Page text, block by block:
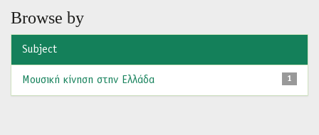
Browse by
Subject
1
Μουσική κίνηση στην Ελλάδα